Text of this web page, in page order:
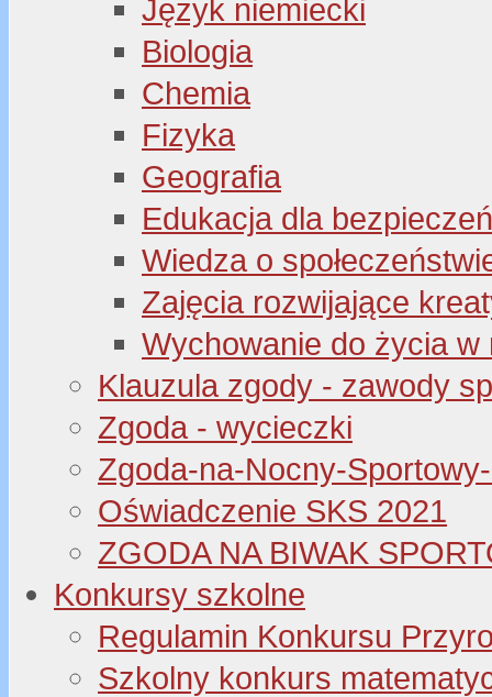
Język niemiecki
Biologia
Chemia
Fizyka
Geografia
Edukacja dla
Wiedza o
Zajęcia rozwijające
Wychowanie do życia w
Klauzula zgody - zawody
Zgoda - wycieczki
Zgoda-na-Nocny-
Oświadczenie SKS 2021
ZGODA NA BIWAK
Konkursy szkolne
Regulamin Konkursu
Szkolny konkurs